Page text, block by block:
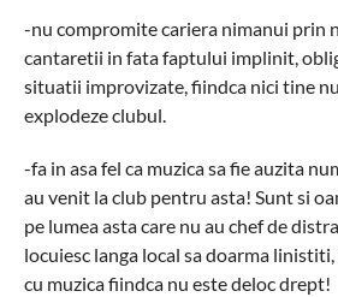
-nu compromite cariera nimanui prin
cantaretii in fata faptului implinit,
situatii improvizate, fiindca nici tine
explodeze clubul.
-fa in asa fel ca muzica sa fie auzita
au venit la club pentru asta! Sunt si
pe lumea asta care nu au chef de
locuiesc langa local sa doarma
cu muzica fiindca nu este deloc drept!